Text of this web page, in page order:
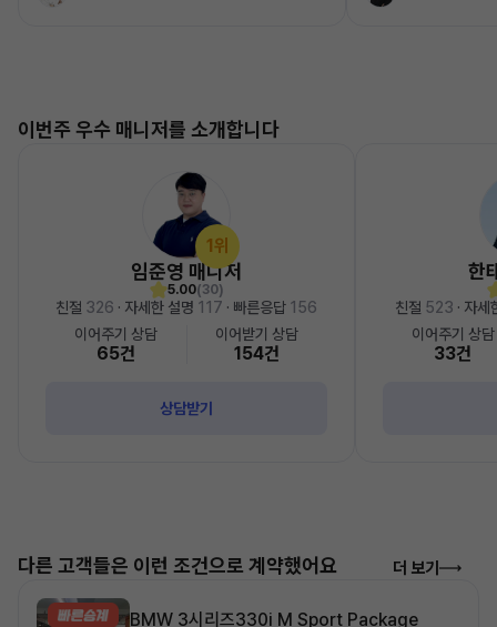
이번주 우수 매니저를 소개합니다
1위
임준영 매니저
5.00(30)
친절 326 · 자세한 설명 117 · 빠른응답 156
이어주기 상담
65건
이어받기 상담
154건
상담받기
한
친절 523 · 자
이어주기 상담
33건
다른 고객들은 이런 조건으로 계약했어요 더 보기
BMW 3시리즈330i M Sport Package